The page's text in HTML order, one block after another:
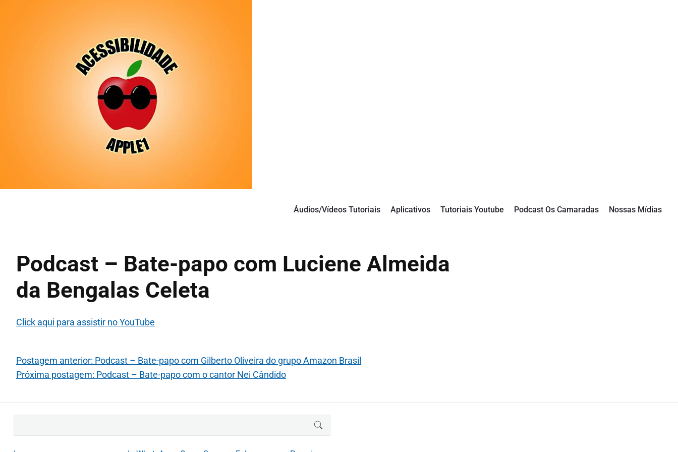
Áudios/Vídeos Tutoriais Aplicativos Tutoriais Youtube Podcast Os Camaradas Nossas Mídias
Podcast – Bate-papo com Luciene Almeida
da Bengalas Celeta
Click aqui para assistir no YouTube
Postagem anterior: Podcast – Bate-papo com Gilberto Oliveira do grupo Amazon Brasil
Próxima postagem: Podcast – Bate-papo com o cantor Nei Cândido
BUSCAR